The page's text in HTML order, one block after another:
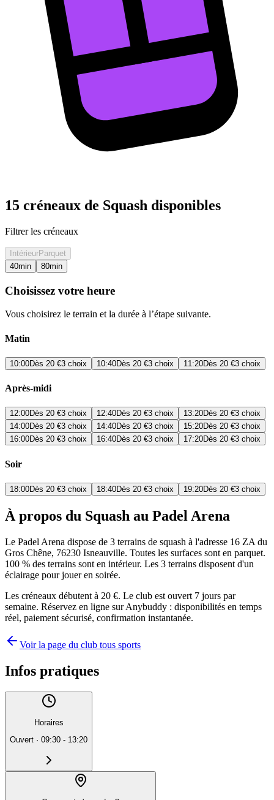
15 créneaux de Squash disponibles
Filtrer les créneaux
IntérieurParquet
40min 80min
Choisissez votre heure
Vous choisirez le terrain et la durée à l’étape suivante.
Matin
10:00Dès 20 €3 choix 10:40Dès 20 €3 choix 11:20Dès 20 €3 choix
Après-midi
12:00Dès 20 €3 choix 12:40Dès 20 €3 choix 13:20Dès 20 €3 choix
14:00Dès 20 €3 choix 14:40Dès 20 €3 choix 15:20Dès 20 €3 choix
16:00Dès 20 €3 choix 16:40Dès 20 €3 choix 17:20Dès 20 €3 choix
Soir
18:00Dès 20 €3 choix 18:40Dès 20 €3 choix 19:20Dès 20 €3 choix
À propos du Squash au Padel Arena
Le Padel Arena dispose de 3 terrains de squash à l'adresse 16 ZA du
Gros Chêne, 76230 Isneauville. Toutes les surfaces sont en parquet.
100 % des terrains sont en intérieur. Les 3 terrains disposent d'un
éclairage pour jouer en soirée.
Les créneaux débutent à 20 €. Le club est ouvert 7 jours par
semaine. Réservez en ligne sur Anybuddy : disponibilités en temps
réel, paiement sécurisé, confirmation instantanée.
Voir la page du club tous sports
Infos pratiques
Horaires
Ouvert · 09:30 - 13:20